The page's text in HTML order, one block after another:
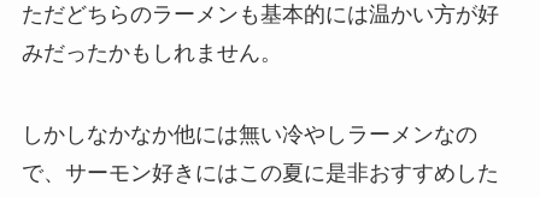
ただどちらのラーメンも基本的には温かい方が好
みだったかもしれません。
しかしなかなか他には無い冷やしラーメンなの
で、サーモン好きにはこの夏に是非おすすめした